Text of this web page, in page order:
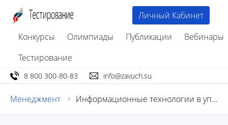
Конкурсы Олимпиады Публикации
Вебинары
Тестирование
Личный Кабинет
8 800 300-80-83 info@zavuch.su
Менеджмент Информационные технологии в управлении. Понятие информационных ресурсов.